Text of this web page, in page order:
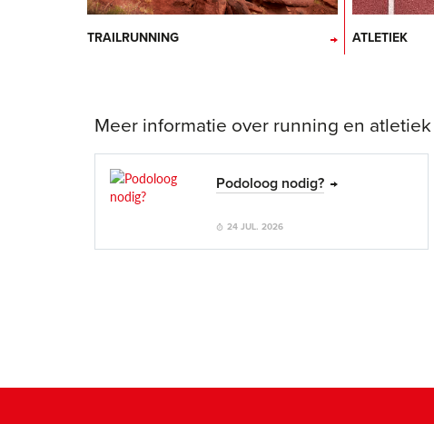
TRAILRUNNING ATLETIEK
Meer informatie over running en atletiek
Podoloog nodig?
24 JUL. 2026